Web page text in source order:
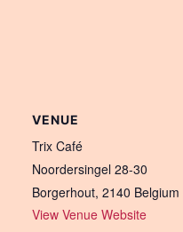
VENUE
Trix Café
Noordersingel 28-30
Borgerhout, 2140 Belgium
View Venue Website